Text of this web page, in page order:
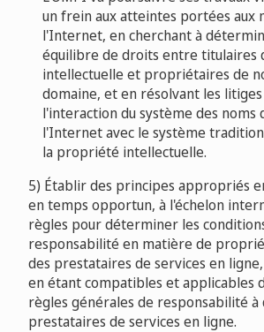
un frein aux atteintes portées aux
l'Internet, en cherchant à
équilibre de droits entre titulaires
intellectuelle et propriétaires de
domaine, et en résolvant les
l'interaction du système des noms
l'Internet avec le système
la propriété intellectuelle.
5) Établir des principes appropriés
en temps opportun, à l'échelon
règles pour déterminer les
responsabilité en matière de
des prestataires de services en
en étant compatibles et applicables
règles générales de responsabilité
prestataires de services en ligne.